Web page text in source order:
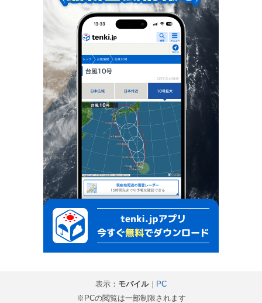
表示： モバイル｜
PC
※PCの閲覧は一部制限されます